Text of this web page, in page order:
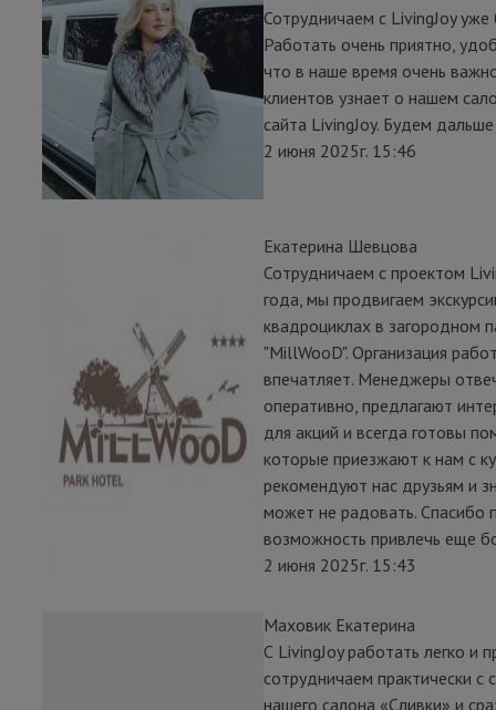
Сотрудничаем с LivingJoy уже
Работать очень приятно,
что в наше время очень
клиентов узнает о нашем
сайта LivingJoy. Будем
2 июня 2025г. 15:46
Екатерина Шевцова
Сотрудничаем с проектом
года, мы продвигаем
квадроциклах в загородном
"MillWooD". Организация
впечатляет. Менеджеры
оперативно, предлагают
для акций и всегда готовы
которые приезжают к нам с
рекомендуют нас друзьям и
может не радовать. Спасибо
возможность привлечь еще
2 июня 2025г. 15:43
Маховик Екатерина
С LivingJoy работать легко и
сотрудничаем практически с
нашего салона «Сливки» и